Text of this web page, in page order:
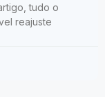
tudo o
reajuste